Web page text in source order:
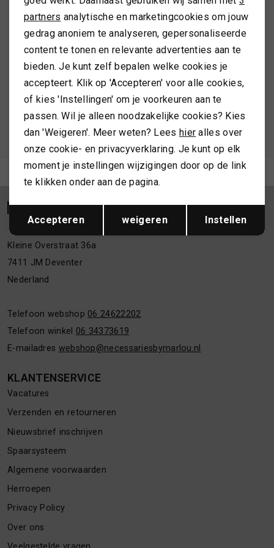
TASSEN
TOPS EN SHIRTS
TRUIEN
VESTEN
ALTIJD ALS EERSTE OP DE HOOGTE ZIJN?
Schrijf je in en ontvang 10% korting op je 1e bestelling
AANMELDEN
Hoe we met je data omgaan? Bekijk dit in onze
privacyverklaring.
Meld je aan voor de nieuwsbrief
Kleine Overstraat 36a
7411 JM Deventer
Nederland
Telefoon webshop 06 24622202
Telefoon winkel 06 34373619
E-mailadres webshop@necessariesbymarlou.nl
KLANTENSERVICE
Vacatures
Verzenden en retourneren
Nieuwsbrief inschrijven
Spaarsysteem
Algemene voorwaarden
Herroepen
Privacy Policy
Over ons
Marketing cookies
Terug Opslaan
partners analytische en marketingcookies om jouw
gedrag anoniem te analyseren, gepersonaliseerde
content te tonen en relevante advertenties aan te
bieden. Je kunt zelf bepalen welke cookies je
accepteert. Klik op 'Accepteren' voor alle cookies,
of kies 'Instellingen' om je voorkeuren aan te
passen. Wil je alleen noodzakelijke cookies? Kies
dan 'Weigeren'. Meer weten? Lees hier alles over
onze cookie- en privacyverklaring. Je kunt op elk
moment je instellingen wijzigingen door op de link
te klikken onder aan de pagina.
Accepteren weigeren Instellen